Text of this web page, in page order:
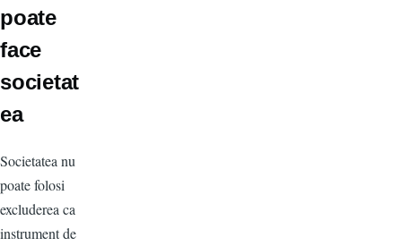
poate
face
societat
ea
Societatea nu
poate folosi
excluderea ca
instrument de